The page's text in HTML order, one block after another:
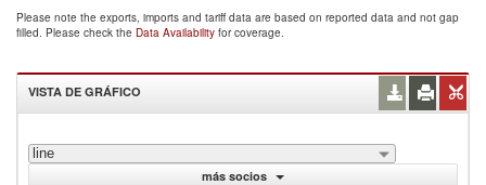
Please note the exports, imports and tariff data are based on reported data and not gap
filled. Please check the Data Availability for coverage.
VISTA DE GRÁFICO
line
más socios